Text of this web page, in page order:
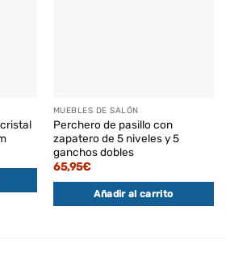
MUEBLES DE SALÓN
Perchero de pasillo con
zapatero de 5 niveles y 5
ganchos dobles
65,95€
Añadir al carrito